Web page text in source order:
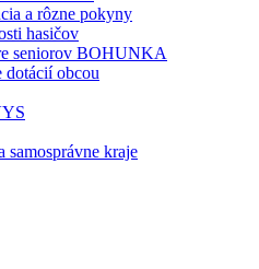
a rôzne pokyny
hasičov
seniorov BOHUNKA
dotácií obcou
samosprávne kraje